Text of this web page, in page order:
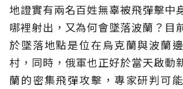
地證實有兩名百姓無辜被飛彈擊中
哪裡射出，又為何會墜落波蘭？目
於墜落地點是位在烏克蘭與波蘭
村，同時，俄軍也正好於當天啟動
蘭的密集飛彈攻擊，專家研判可